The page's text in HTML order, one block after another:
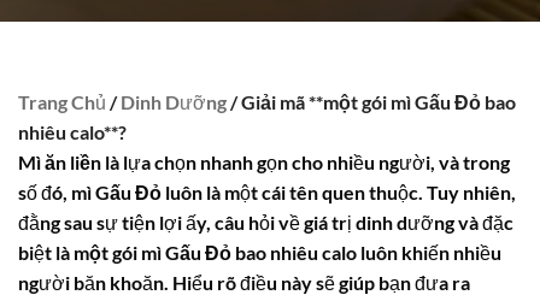
Trang Chủ /Dinh Dưỡng/ Giải mã **một gói mì Gấu Đỏ bao
nhiêu calo**?
Mì ăn liền là lựa chọn nhanh gọn cho nhiều người, và trong
số đó, mì Gấu Đỏ luôn là một cái tên quen thuộc. Tuy nhiên,
đằng sau sự tiện lợi ấy, câu hỏi về giá trị dinh dưỡng và đặc
biệt là một gói mì Gấu Đỏ bao nhiêu calo luôn khiến nhiều
người băn khoăn. Hiểu rõ điều này sẽ giúp bạn đưa ra